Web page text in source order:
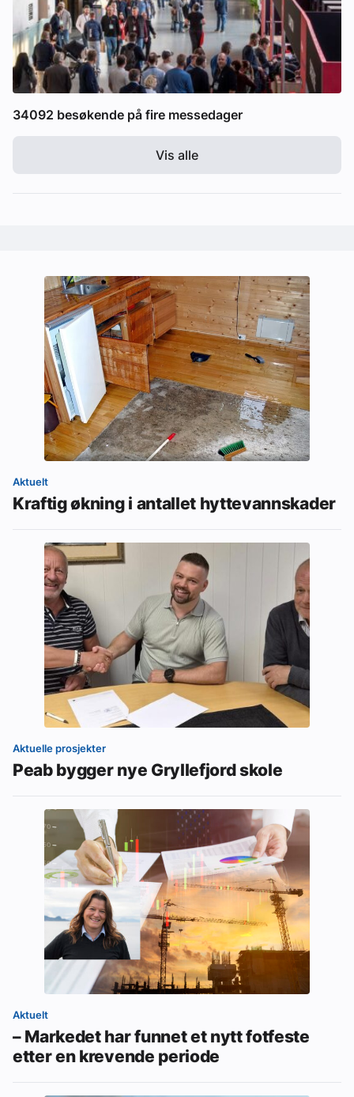
34092 besøkende på fire messedager
Vis alle
Aktuelt
Kraftig økning i antallet hyttevannskader
Aktuelle prosjekter
Peab bygger nye Gryllefjord skole
Aktuelt
– Markedet har funnet et nytt fotfeste
etter en krevende periode